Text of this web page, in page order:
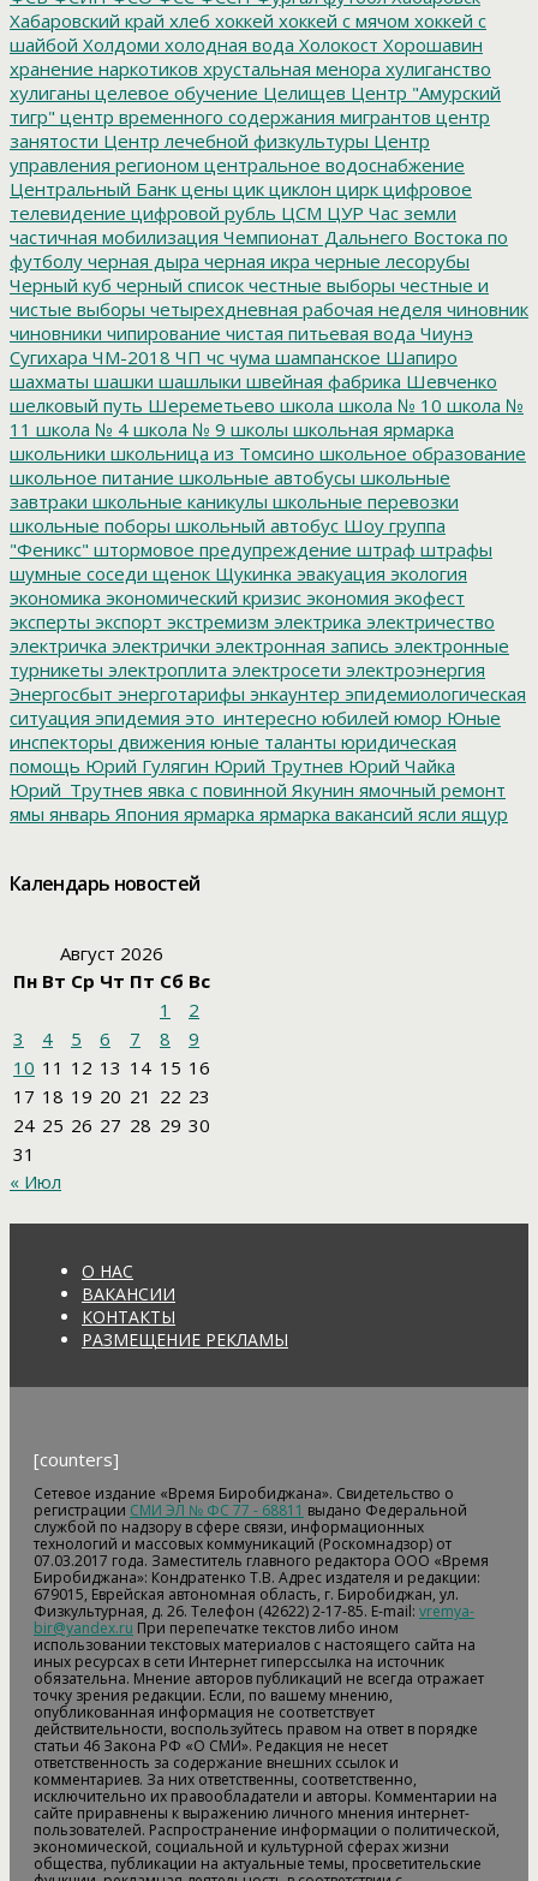
Хабаровский край хлеб хоккей хоккей с мячом хоккей с
шайбой Холдоми холодная вода Холокост Хорошавин
хранение наркотиков хрустальная менора хулиганство
хулиганы целевое обучение Целищев Центр "Амурский
тигр" центр временного содержания мигрантов центр
занятости Центр лечебной физкультуры Центр
управления регионом центральное водоснабжение
Центральный Банк цены цик циклон цирк цифровое
телевидение цифровой рубль ЦСМ ЦУР Час земли
частичная мобилизация Чемпионат Дальнего Востока по
футболу черная дыра черная икра черные лесорубы
Черный куб черный список честные выборы честные и
чистые выборы четырехдневная рабочая неделя чиновник
чиновники чипирование чистая питьевая вода Чиунэ
Сугихара ЧМ-2018 ЧП чс чума шампанское Шапиро
шахматы шашки шашлыки швейная фабрика Шевченко
шелковый путь Шереметьево школа школа № 10 школа №
11 школа № 4 школа № 9 школы школьная ярмарка
школьники школьница из Томсино школьное образование
школьное питание школьные автобусы школьные
завтраки школьные каникулы школьные перевозки
школьные поборы школьный автобус Шоу группа
"Феникс" штормовое предупреждение штраф штрафы
шумные соседи щенок Щукинка эвакуация экология
экономика экономический кризис экономия экофест
эксперты экспорт экстремизм электрика электричество
электричка электрички электронная запись электронные
турникеты электроплита электросети электроэнергия
Энергосбыт энерготарифы энкаунтер эпидемиологическая
ситуация эпидемия это_интересно юбилей юмор Юные
инспекторы движения юные таланты юридическая
помощь Юрий Гулягин Юрий Трутнев Юрий Чайка
Юрий_Трутнев явка с повинной Якунин ямочный ремонт
ямы январь Япония ярмарка ярмарка вакансий ясли ящур
Календарь новостей
Август 2026
Пн Вт Ср Чт Пт Сб Вс
1
2
3
4 5 6 7 8
9
10 11 12 13 14 15 16
17 18 19 20 21 22 23
24 25 26 27 28 29 30
31
« Июл
О НАС
ВАКАНСИИ
КОНТАКТЫ
РАЗМЕЩЕНИЕ РЕКЛАМЫ
[counters]
Сетевое издание «Время Биробиджана». Свидетельство о
регистрации СМИ ЭЛ № ФС 77 - 68811 выдано Федеральной
службой по надзору в сфере связи, информационных
технологий и массовых коммуникаций (Роскомнадзор) от
07.03.2017 года. Заместитель главного редактора ООО «Время
Биробиджана»: Кондратенко Т.В. Адрес издателя и редакции:
679015, Еврейская автономная область, г. Биробиджан, ул.
Физкультурная, д. 26. Телефон (42622) 2-17-85. E-mail: vremya-
bir@yandex.ru При перепечатке текстов либо ином
использовании текстовых материалов с настоящего сайта на
иных ресурсах в сети Интернет гиперссылка на источник
обязательна. Мнение авторов публикаций не всегда отражает
точку зрения редакции. Если, по вашему мнению,
опубликованная информация не соответствует
действительности, воспользуйтесь правом на ответ в порядке
статьи 46 Закона РФ «О СМИ». Редакция не несет
ответственность за содержание внешних ссылок и
комментариев. За них ответственны, соответственно,
исключительно их правообладатели и авторы. Комментарии на
сайте приравнены к выражению личного мнения интернет-
пользователей. Распространение информации о политической,
экономической, социальной и культурной сферах жизни
общества, публикации на актуальные темы, просветительские